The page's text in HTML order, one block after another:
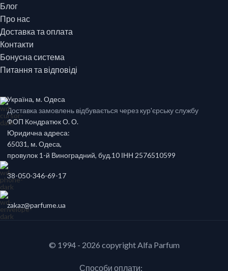
Блог
Про нас
Доставка та оплата
Контакти
Бонусна система
Питання та відповіді
Україна, м. Одеса
Доставка замовлень відбувається через кур'єрську службу
ФОП Кондратюк О. О.
Юридична адреса:
65031, м. Одеса,
провулок 1-й Виноградний, буд.10 ІНН 2576510599
38-050-346-69-17
zakaz@parfume.ua
© 1994 - 2026 copyright Alfa Parfum
Способи оплати: